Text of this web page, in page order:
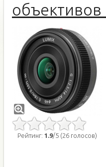
объективов
Рейтинг: 1.9/5 (26 голосов)